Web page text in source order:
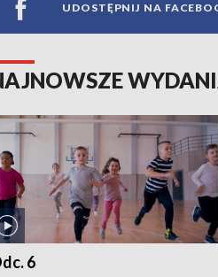
UDOSTĘPNIJ NA
6